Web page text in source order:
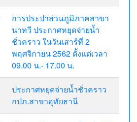
การประปาส่วนภูมิภาคสาขา
นาทวี ประกาศหยุดจ่ายน้ำ
ชั่วคราว ในวันเสาร์ที่ 2
พฤศจิกายน 2562 ตั้งแต่เวลา
09.00 น.- 17.00 น.
ประกาศหยุดจ่ายน้ำชั่วคราว
กปภ.สาขาอุทัยธานี